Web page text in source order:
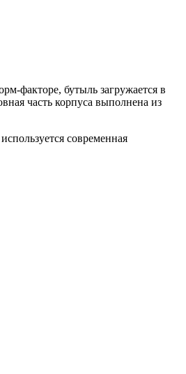
факторе, бутыль загружается в
часть корпуса выполнена из
современная